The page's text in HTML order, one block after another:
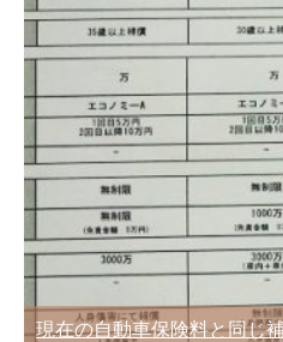
現在の自動車保険料と同じ